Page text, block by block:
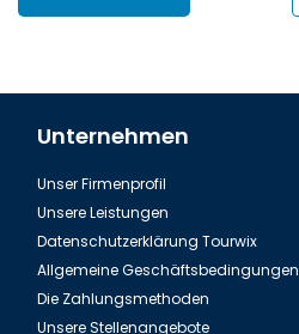
Unternehmen
Unser Firmenprofil
Unsere Leistungen
Datenschutzerklärung Tourwix
Allgemeine Geschäftsbedingungen
Die Zahlungsmethoden
Unsere Stellenangebote